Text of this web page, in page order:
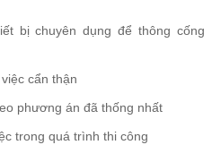
bị chuyên dụng để thông cống
cẩn thận
phương án đã thống nhất
trong quá trình thi công